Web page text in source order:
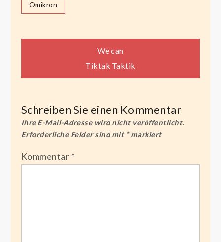
Omikron
Beitragsnavigation
We can
Tiktak Taktik
Schreiben Sie einen Kommentar
Ihre E-Mail-Adresse wird nicht veröffentlicht.
Erforderliche Felder sind mit *markiert
Kommentar *